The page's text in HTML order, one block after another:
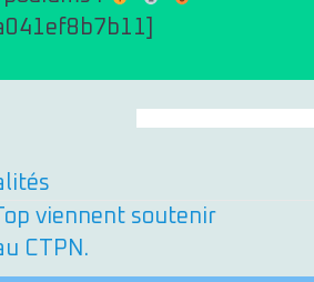
viennent soutenir
CTPN.